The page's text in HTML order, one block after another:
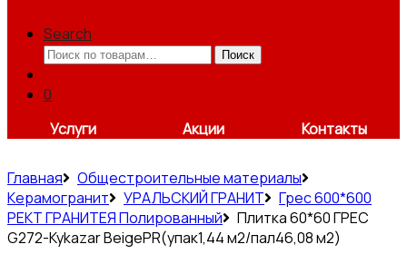
Search
Искать:
Поиск
0
Услуги
Акции Контакты
Главная
Общестроительные материалы
Керамогранит
УРАЛЬСКИЙ ГРАНИТ
Грес 600*600
РЕКТ ГРАНИТЕЯ Полированный
Плитка 60*60 ГРЕС
G272-Kykazar BeigePR(упак1,44 м2/пал46,08 м2)